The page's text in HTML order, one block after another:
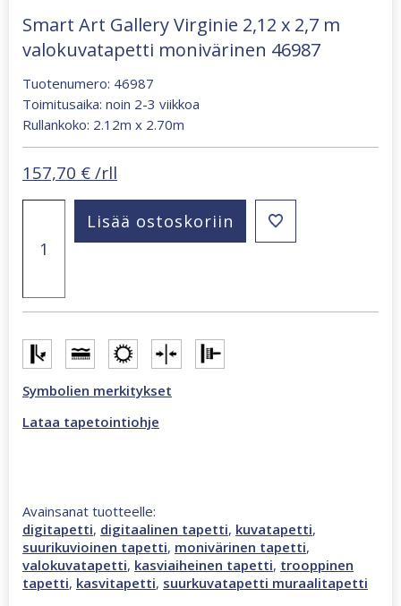
Smart Art Gallery Virginie 2,12 x 2,7 m
valokuvatapetti monivärinen 46987
Tuotenumero: 46987
Toimitusaika: noin 2-3 viikkoa
Rullankoko: 2.12m x 2.70m
157,70 € /rll
Gallery
Virginie
x
2,7
valokuvatapetti
monivärinen
46987
määrä
Lisää ostoskoriin
Symbolien merkitykset
Lataa tapetointiohje
Avainsanat tuotteelle:
digitapetti, digitaalinen tapetti, kuvatapetti,
suurikuvioinen tapetti, monivärinen tapetti,
valokuvatapetti, kasviaiheinen tapetti, trooppinen
tapetti, kasvitapetti, suurkuvatapetti muraalitapetti